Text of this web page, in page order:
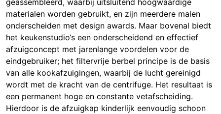
geassembleerd, waarbij uitsluitend hoogwaardige
materialen worden gebruikt, en zijn meerdere malen
onderscheiden met design awards. Maar bovenal biedt
het keukenstudio‘s een onderscheidend en effectief
afzuigconcept met jarenlange voordelen voor de
eindgebruiker; het filtervrije berbel principe is de basis
van alle kookafzuigingen, waarbij de lucht gereinigd
wordt met de kracht van de centrifuge. Het resultaat is
een permanent hoge en constante vetafscheiding.
Hierdoor is de afzuigkap kinderlijk eenvoudig schoon